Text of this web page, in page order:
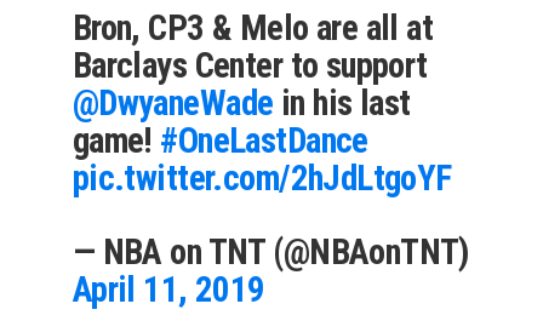
Bron, CP3 & Melo are all at
Barclays Center to support
@DwyaneWade in his last
game! #OneLastDance
pic.twitter.com/2hJdLtgoYF
— NBA on TNT (@NBAonTNT)
April 11, 2019